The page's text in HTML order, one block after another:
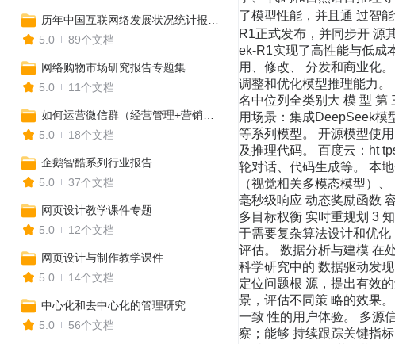
5.0
89个文档
网络购物市场研究报告专题集
5.0
11个文档
5.0
18个文档
企鹅智酷系列行业报告
5.0
37个文档
网页设计教学课件专题
5.0
12个文档
网页设计与制作教学课件
5.0
14个文档
中心化和去中心化的管理研究
5.0
56个文档